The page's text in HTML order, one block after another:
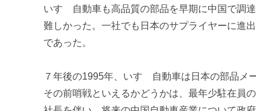
j
c
o
いすゞ自動車も高品質の部品を早期に中国で調
難しかった。一社でも日本のサプライヤーに進
であった。
７年後の1995年、いすゞ自動車は日本の部品メ
その前哨戦といえるかどうかは、最年少駐在員